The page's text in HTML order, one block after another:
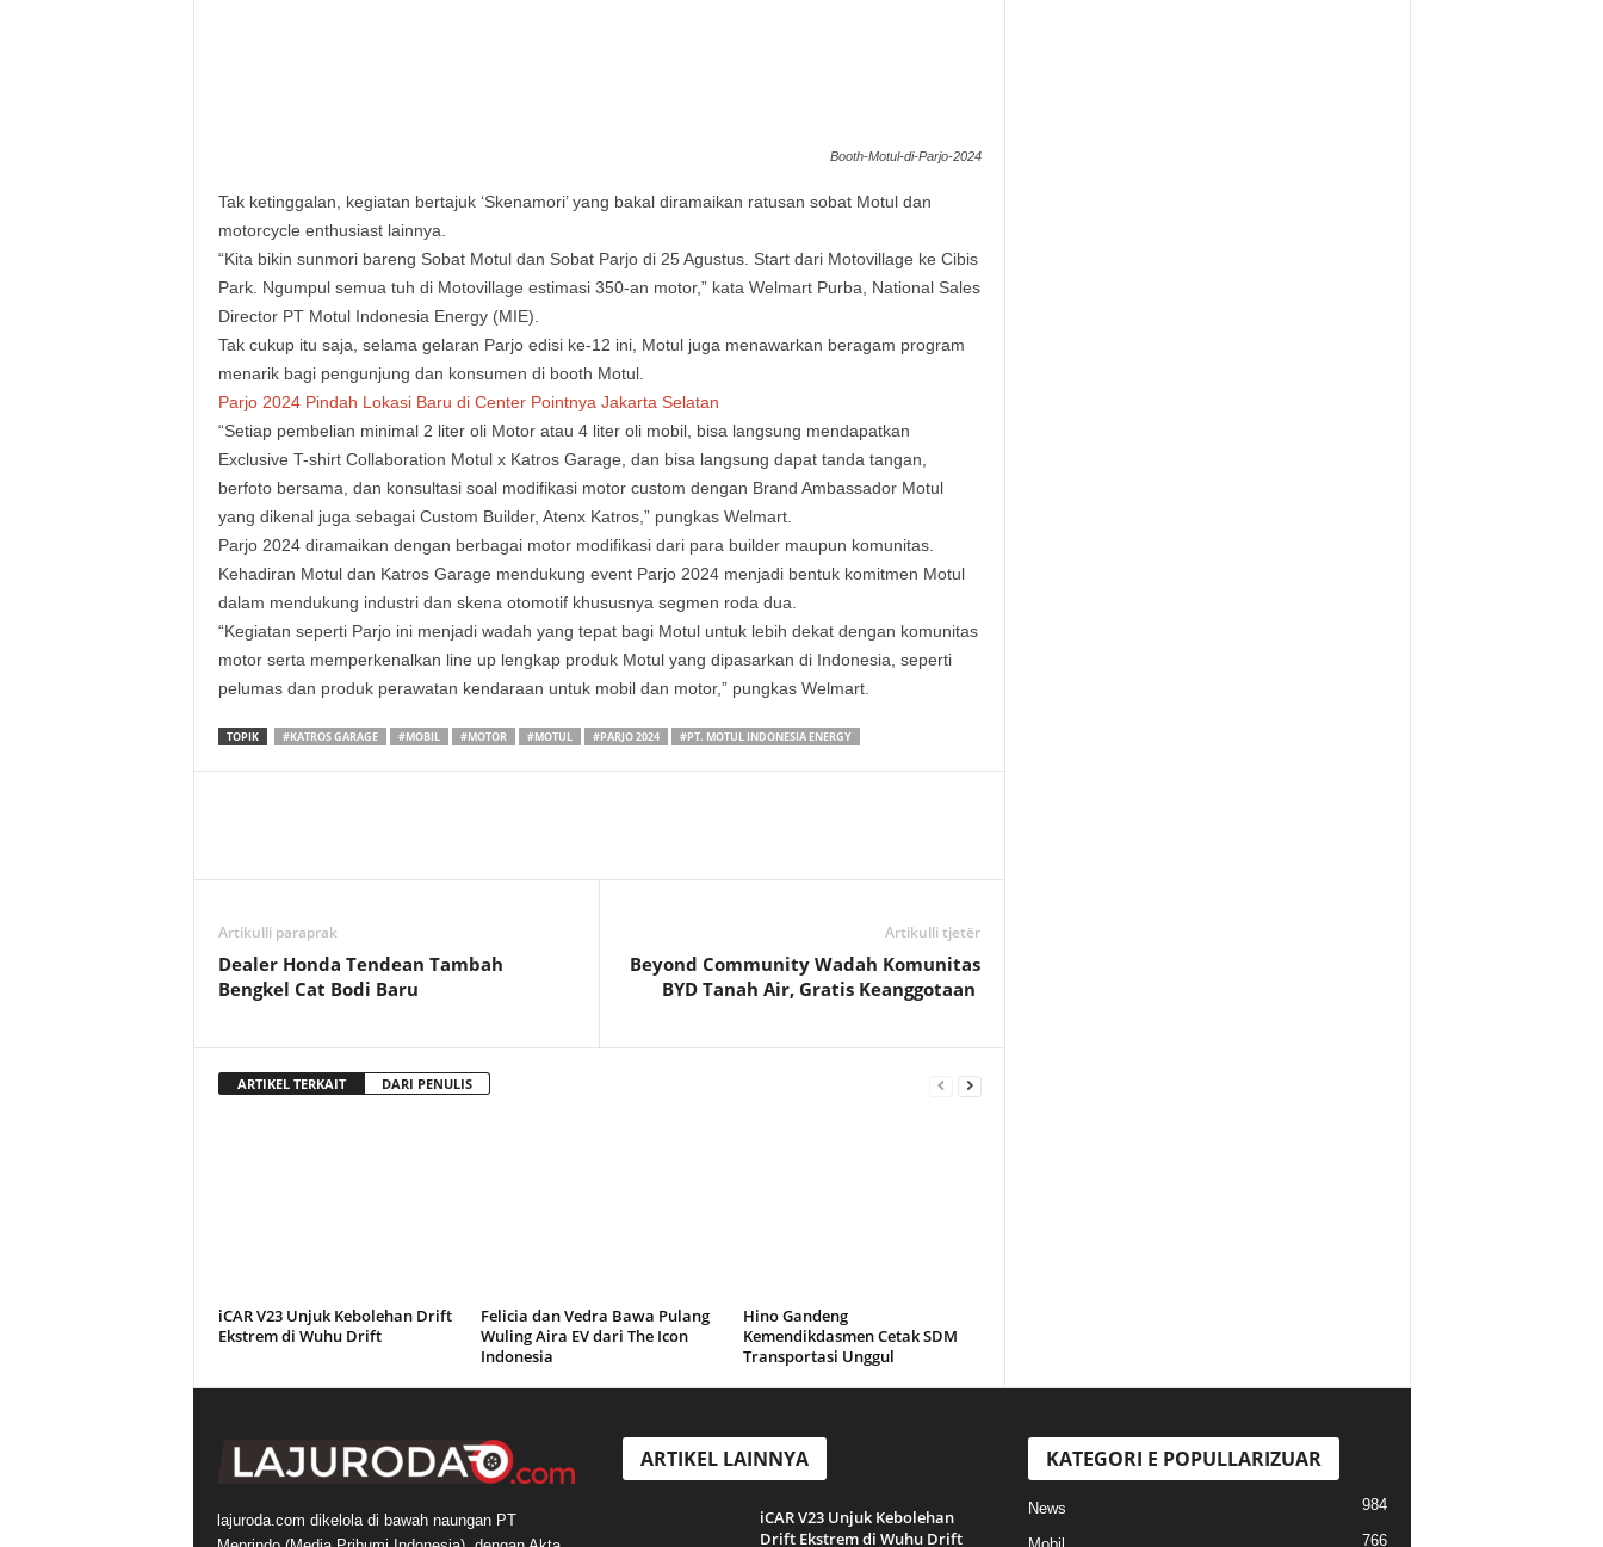
Booth-Motul-di-Parjo-2024
Tak ketinggalan, kegiatan bertajuk ‘Skenamori’ yang bakal diramaikan ratusan sobat Motul dan
motorcycle enthusiast lainnya.
“Kita bikin sunmori bareng Sobat Motul dan Sobat Parjo di 25 Agustus. Start dari Motovillage ke Cibis
Park. Ngumpul semua tuh di Motovillage estimasi 350-an motor,” kata Welmart Purba, National Sales
Director PT Motul Indonesia Energy (MIE).
Tak cukup itu saja, selama gelaran Parjo edisi ke-12 ini, Motul juga menawarkan beragam program
menarik bagi pengunjung dan konsumen di booth Motul.
Parjo 2024 Pindah Lokasi Baru di Center Pointnya Jakarta Selatan
“Setiap pembelian minimal 2 liter oli Motor atau 4 liter oli mobil, bisa langsung mendapatkan
Exclusive T-shirt Collaboration Motul x Katros Garage, dan bisa langsung dapat tanda tangan,
berfoto bersama, dan konsultasi soal modifikasi motor custom dengan Brand Ambassador Motul
yang dikenal juga sebagai Custom Builder, Atenx Katros,” pungkas Welmart.
Parjo 2024 diramaikan dengan berbagai motor modifikasi dari para builder maupun komunitas.
Kehadiran Motul dan Katros Garage mendukung event Parjo 2024 menjadi bentuk komitmen Motul
dalam mendukung industri dan skena otomotif khususnya segmen roda dua.
“Kegiatan seperti Parjo ini menjadi wadah yang tepat bagi Motul untuk lebih dekat dengan komunitas
motor serta memperkenalkan line up lengkap produk Motul yang dipasarkan di Indonesia, seperti
pelumas dan produk perawatan kendaraan untuk mobil dan motor,” pungkas Welmart.
TOPIK #KATROS GARAGE #MOBIL #MOTOR #MOTUL #PARJO 2024 #PT. MOTUL INDONESIA ENERGY
Artikulli paraprak
Dealer Honda Tendean Tambah
Bengkel Cat Bodi Baru
Artikulli tjetër
Beyond Community Wadah Komunitas
BYD Tanah Air, Gratis Keanggotaan
ARTIKEL TERKAIT DARI PENULIS
iCAR V23 Unjuk Kebolehan Drift
Ekstrem di Wuhu Drift
Felicia dan Vedra Bawa Pulang
Wuling Aira EV dari The Icon
Indonesia
Hino Gandeng
Kemendikdasmen Cetak SDM
Transportasi Unggul
lajuroda.com dikelola di bawah naungan PT
ARTIKEL LAINNYA
iCAR V23 Unjuk Kebolehan
Drift Ekstrem di Wuhu Drift
KATEGORI E POPULLARIZUAR
News 984
766